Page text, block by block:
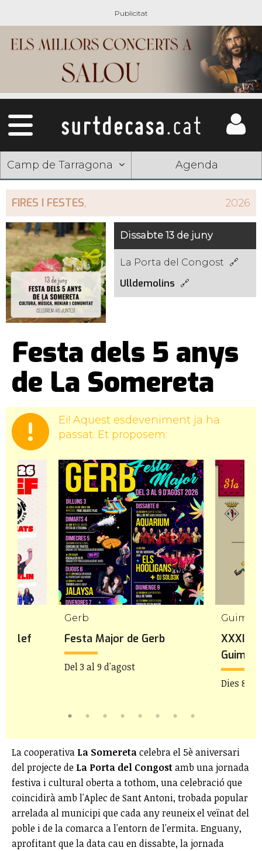
Camp de Tarragona Agenda
FIRES I FESTES, 2026
Dissabte 13 de juny
La Porta del Congost
Ulldemolins
Festa dels 5 anys
de La Somereta
Ei! Aquest esdeveniment ja ha
passat. Et proposem:
Gerb
Festa Major de Gerb
Del 3 al 9 d'agost
XXXIa
Guimerà
Dies 8 i
La cooperativa La Someretacelebra el 5è aniversari
del projecte de La Porta del Congostamb una jornada
festiva i cultural oberta a tothom, una celebració que
coincidirà amb l'Aplec de Sant Antoni, trobada popular
arrelada al municipi que cada any reuneix el veïnat del
poble i de la comarca a l'entorn de l'ermita. Enguany,
aprofitant que la data cau en dissabte, la jornada